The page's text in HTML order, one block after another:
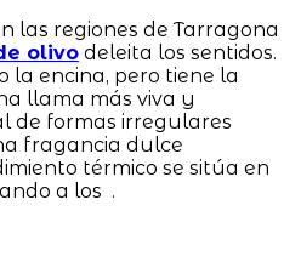
las regiones de Tarragona
olivodeleita los sentidos.
la encina, pero tiene la
llama más viva y
de formas irregulares
fragancia dulce
térmico se sitúa en
a los .